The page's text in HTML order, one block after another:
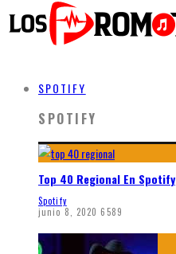
SPOTIFY
SPOTIFY
Top 40 Regional En Spotify
Spotify
junio 8, 2020 6589